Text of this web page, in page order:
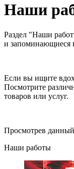
Наши
Раздел "Наши
и запоминающиеся
Если вы ищите
Посмотрите
товаров или услуг.
Просмотрев
Наши работы